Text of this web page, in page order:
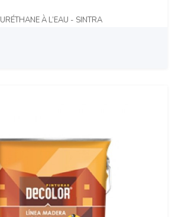
À L’EAU - SINTRA